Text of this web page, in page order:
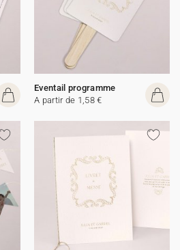
Eventail programme
A partir de 1,58 €